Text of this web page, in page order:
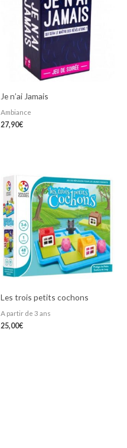
Je n’ai Jamais
Ambiance
27,90€
Les trois petits cochons
A partir de 3 ans
25,00€